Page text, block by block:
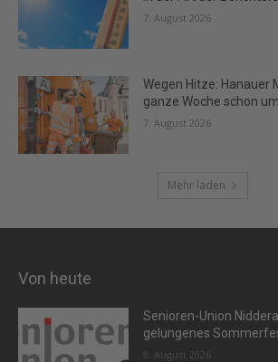
7. August 2026
Wegen Hitze:
ganze Woche schon
7. August 2026
Mehr laden
Von heute
Senioren-Union
gelungenes
8. August 2026